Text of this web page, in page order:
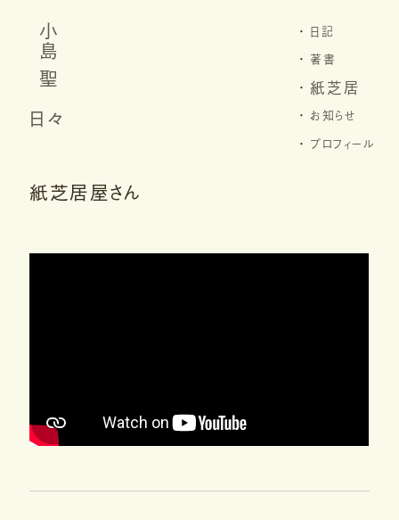
小島 聖
日々
日記
著書
紙芝居
お知らせ
プロフィール
紙芝居屋さん